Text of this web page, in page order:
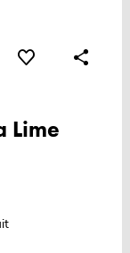
Lime